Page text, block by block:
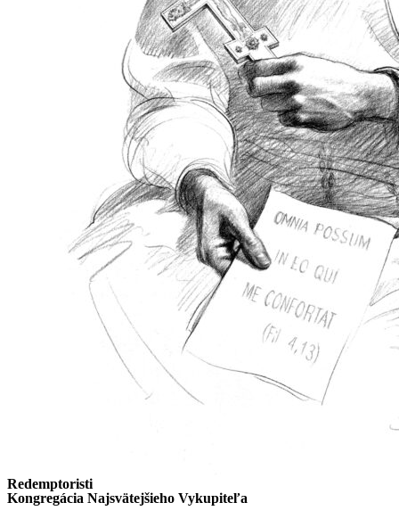
Redemptoristi
Kongregácia Najsvätejšieho Vykupiteľa